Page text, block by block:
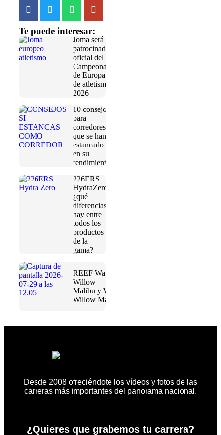
Te puede interesar:
Joma será
patrocinador
oficial del
Campeonato
de Europa
de atletismo
2026
10 consejos
para
corredores
que se han
estancado
en su
rendimiento
226ERS
HydraZero:
¿qué
diferencias
hay entre
todos los
productos
de la
gama?
REEF Water
Willow
Malibu y Water
Willow Maya
Desde 2008 ofreciéndote los vídeos y fotos de las
carreras más importantes del panorama nacional.
¿Quieres que grabemos tu carrera?